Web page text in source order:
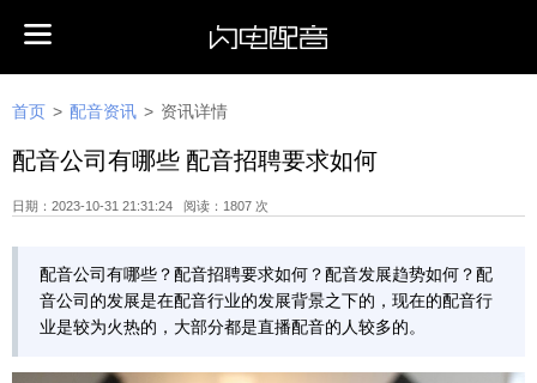
首页 > 配音资讯 > 资讯详情
配音公司有哪些 配音招聘要求如何
日期：2023-10-31 21:31:24 阅读：1807 次
配音公司有哪些？配音招聘要求如何？配音发展趋势如何？配
音公司的发展是在配音行业的发展背景之下的，现在的配音行
业是较为火热的，大部分都是直播配音的人较多的。